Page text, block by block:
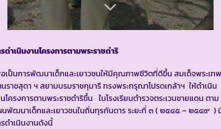
ดำเนินงานโครงการตามพระราชดำริ
เป็นการพัฒนาเด็กและเยาวชนให้มีคุณภาพชีวิตที่ดีขึ้น สมเด็จพระเทพ
ราชสุดา ฯ สยามบรมราชกุมารี ทรงพระกรุณาโปรดเกล้าฯ ให้ดำเนิน
โครงการตามพระราชดำริขึ้น ในโรงเรียนตำรวจตระเวนชายแดน ตาม
พัฒนาเด็กและเยาวชนในถิ่นทุรกันดาร ระยะที่ ๓ ( ๒๕๔๕ – ๒๕๔๙ )
ดำเนินงานดังนี้